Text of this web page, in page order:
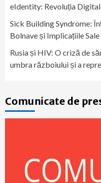
eIdentity: Revoluția
Sick Building Syndrome:
Bolnave și Implicațiile
Rusia și HIV: O criză de
umbra războiului și a
Comunicate de